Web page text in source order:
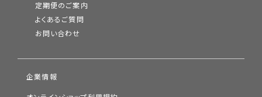
定期便のご案内
よくあるご質問
お問い合わせ
企業情報